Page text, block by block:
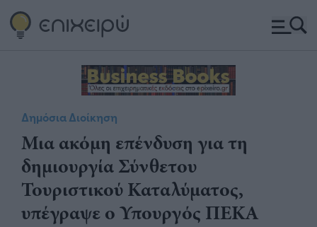
Δημόσια Διοίκηση
Μια ακόμη επένδυση για τη
δημιουργία Σύνθετου
Τουριστικού Καταλύματος,
υπέγραψε ο Υπουργός ΠΕΚΑ